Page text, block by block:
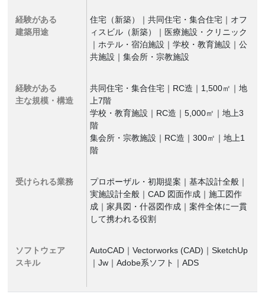
経験がある
建築用途
住宅（新築）｜共同住宅・集合住宅｜オフ
ィスビル（新築）｜医療施設・クリニック
｜ホテル・宿泊施設｜学校・教育施設｜公
共施設｜集会所・宗教施設
経験がある
主な規模・構造
共同住宅・集合住宅｜RC造｜1,500㎡｜地
上7階
学校・教育施設｜RC造｜5,000㎡｜地上3
階
集会所・宗教施設｜RC造｜300㎡｜地上1
階
受けられる業務
プロポーザル・初期提案｜基本設計全般｜
実施設計全般｜CAD 図面作成｜施工図作
成｜家具図・什器図作成｜案件全体に一貫
して携われる役割
ソフトウェア
スキル
AutoCAD｜Vectorworks (CAD)｜SketchUp
｜Jw｜Adobe系ソフト｜ADS